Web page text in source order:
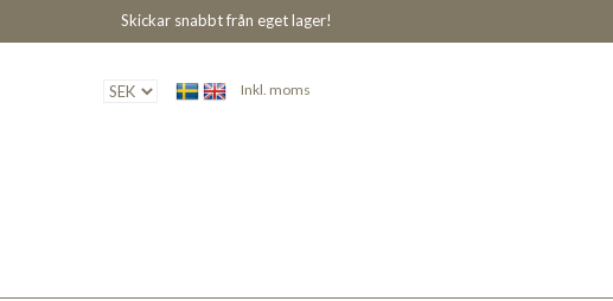
Skickar snabbt från eget lager!
Inkl. moms